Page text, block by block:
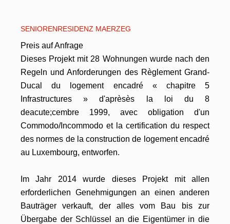
SENIORENRESIDENZ MAERZEG
Preis auf Anfrage
Dieses Projekt mit 28 Wohnungen wurde nach den
Regeln und Anforderungen des Règlement Grand-
Ducal du logement encadré « chapitre 5
Infrastructures » d'aprèsès la loi du 8
deacute;cembre 1999, avec obligation d'un
Commodo/Incommodo et la certification du respect
des normes de la construction de logement encadré
au Luxembourg, entworfen.
Im Jahr 2014 wurde dieses Projekt mit allen
erforderlichen Genehmigungen an einen anderen
Bauträger verkauft, der alles vom Bau bis zur
Übergabe der Schlüssel an die Eigentümer in die